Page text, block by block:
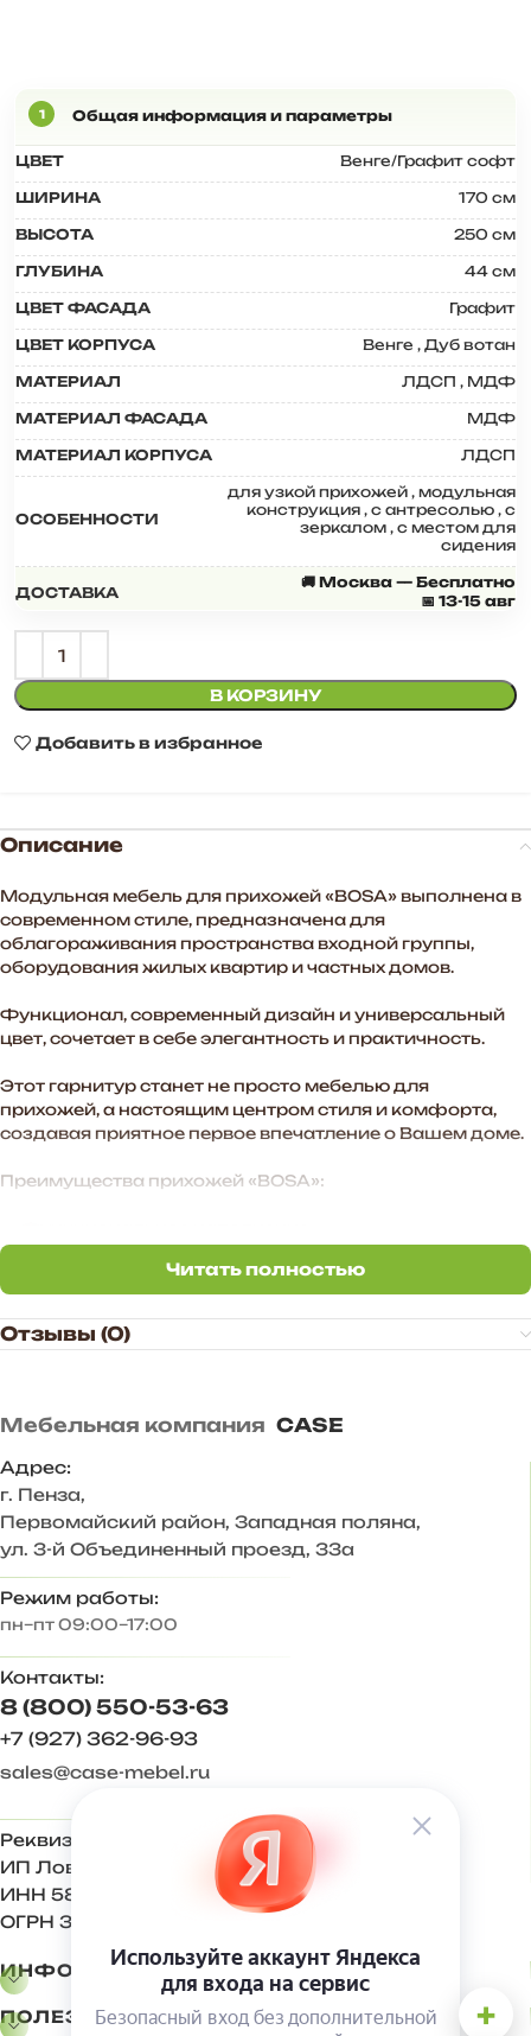
ЦВЕТ Венге/Графит софт
ШИРИНА 170 см
ВЫСОТА 250 см
ГЛУБИНА 44 см
ЦВЕТ ФАСАДА Графит
ЦВЕТ КОРПУСА Венге , Дуб вотан
МАТЕРИАЛ ЛДСП , МДФ
МАТЕРИАЛ ФАСАДА МДФ
МАТЕРИАЛ КОРПУСА ЛДСП
ОСОБЕННОСТИ
для узкой прихожей , модульная
конструкция , с антресолью , с
зеркалом , с местом для
сидения
ДОСТАВКА
🚚 Москва — Бесплатно
📅 13-15 авг
В КОРЗИНУ
Добавить в избранное
Описание
Модульная мебель для прихожей «BOSA» выполнена в
современном стиле, предназначена для
облагораживания пространства входной группы,
оборудования жилых квартир и частных домов.
Функционал, современный дизайн и универсальный
цвет, сочетает в себе элегантность и практичность.
Этот гарнитур станет не просто мебелью для
прихожей, а настоящим центром стиля и комфорта,
создавая приятное первое впечатление о Вашем доме.
Преимущества прихожей «BOSA»:
— Стильные МДФ-фасады в цвете графит софт
создают атмосферу уюта в помещении.
— Произвольное расположение модулей. Также есть
большинства и интерьеров.
— Дополнительные антресоли закрывают
пространство до потолка, больше места для хранения.
Корпус ЛДСП Венге, Дуб вотан
Фасад МДФ Графит софт
Задняя стенка – ХДФ 3 мм
— Антресоли крепятся к стене на навес регулируемый
механическими толкателями push-to-open.
— Регулируемая опора 20 мм, вместо нее можно
использовать подпятники 4 мм.
выкручивания опор не рекомендуется, только
регулировка!
Читать полностью
Читать полностью
Отзывы (0)
Мебельная компания CASE
Адрес:
г. Пенза,
Первомайский район, Западная поляна,
ул. 3-й Объединенный проезд, 33а
Режим работы:
пн–пт 09:00–17:00
Контакты:
8 (800) 550-53-63
+7 (927) 362-96-93
sales@case-mebel.ru
Реквизиты:
ИП Ловкова Ирина Евгеньевна
ИНН 583409650270
ОГРН 321583500001500
ИНФОРМАЦИЯ
ПОЛЕЗНОЕ +